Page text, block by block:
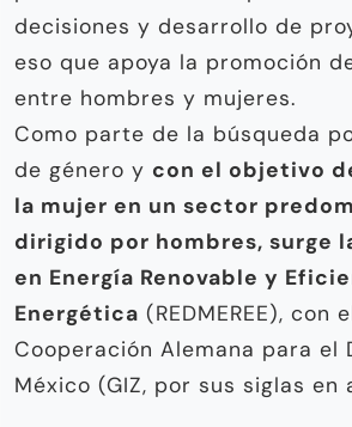
decisiones y desarrollo de
eso que apoya la promoción
entre hombres y mujeres.
Como parte de la búsqueda
de género y con el objetivo
la mujer en un sector
dirigido por hombres, surge
en Energía Renovable y
Energética (REDMEREE), con
Cooperación Alemana para el
México (GIZ, por sus siglas en